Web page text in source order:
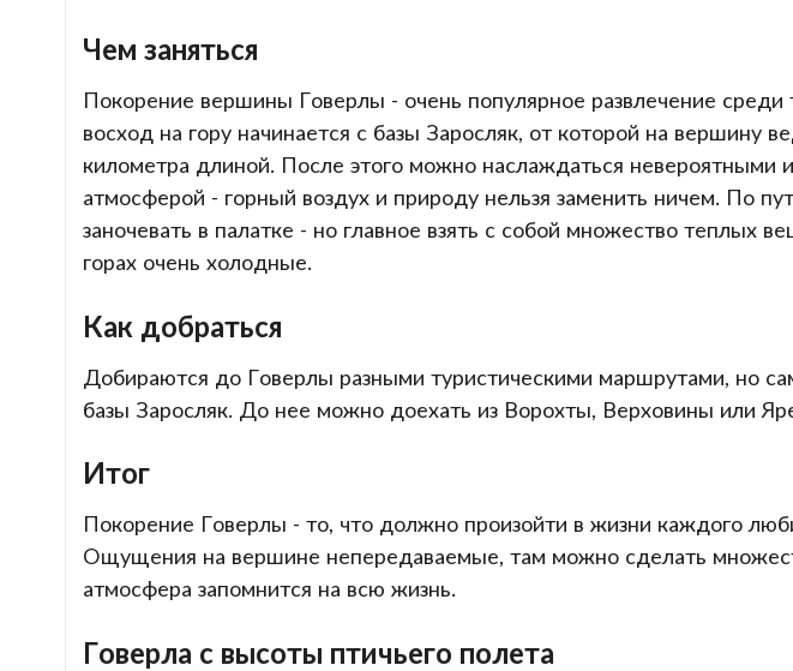
Чем заняться
Покорение вершины Говерлы - очень популярное развлечение среди
восход на гору начинается с базы Заросляк, от которой на вершину
километра длиной. После этого можно наслаждаться невероятными
атмосферой - горный воздух и природу нельзя заменить ничем. По
заночевать в палатке - но главное взять с собой множество теплых
горах очень холодные.
Как добраться
Добираются до Говерлы разными туристическими маршрутами, но
базы Заросляк. До нее можно доехать из Ворохты, Верховины или
Итог
Покорение Говерлы - то, что должно произойти в жизни каждого
Ощущения на вершине непередаваемые, там можно сделать
атмосфера запомнится на всю жизнь.
Говерла с высоты птичьего полета